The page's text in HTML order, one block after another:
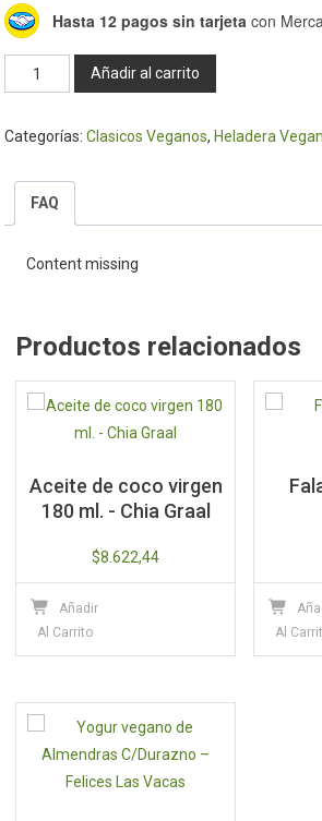
Hasta 12 pagos sin tarjeta con
NOT
CHEESE
300gr
Notco
cantidad
Añadir al carrito
Categorías:Clasicos Veganos, Heladera
FAQ
Content missing
Productos relacionados
Aceite de coco virgen
180 ml. - Chia Graal
$8.622,44
Añadir
Al Carrito
Al